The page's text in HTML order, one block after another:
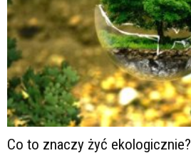
Co to znaczy żyć ekologicznie?